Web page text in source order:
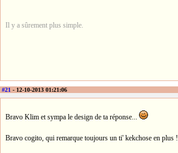
Il y a sûrement plus simple.
#21 - 12-10-2013 01:21:06
Bravo Klim et sympa le design de ta réponse...
Bravo cogito, qui remarque toujours un ti' kekchose en plus !